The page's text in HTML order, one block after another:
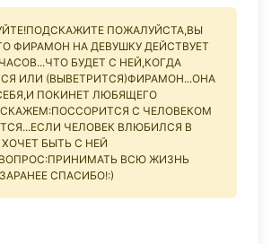
ПОЖАЛУЙСТА,ВЫ
ФИРАМОН НА ДЕВУШКУ ДЕЙСТВУЕТ
БУДЕТ С НЕЙ,КОГДА
ИЛИ (ВЫВЕТРИТСЯ)ФИРАМОН...ОНА
ПОКИНЕТ ЛЮБЯЩЕГО
С ЧЕЛОВЕКОМ
ЧЕЛОВЕК ВЛЮБИЛСЯ В
БЫТЬ С НЕЙ
ВСЮ ЖИЗНЬ
СПАСИБО!:)